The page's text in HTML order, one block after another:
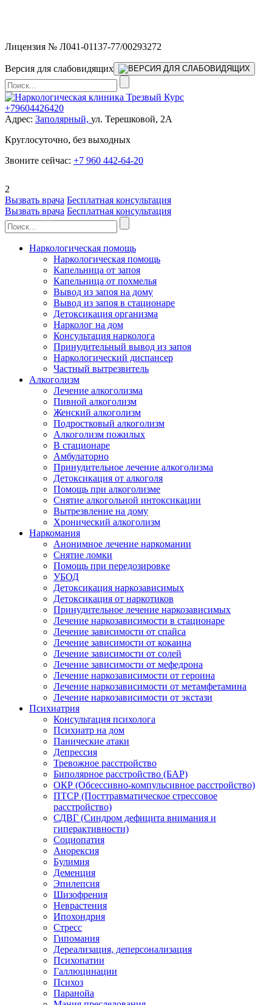
Лицензия № Л041-01137-77/00293272
Версия для слабовидящих
+79604426420
Адрес: Заполярный, ул. Терешковой, 2А
Круглосуточно, без выходных
Звоните сейчас: +7 960 442-64-20
2
Вызвать врача Бесплатная консультация
Вызвать врача Бесплатная консультация
Наркологическая помощь
Наркологическая помощь
Капельница от запоя
Капельница от похмелья
Вывод из запоя на дому
Вывод из запоя в стационаре
Детоксикация организма
Нарколог на дом
Консультация нарколога
Принудительный вывод из запоя
Наркологический диспансер
Частный вытрезвитель
Алкоголизм
Лечение алкоголизма
Пивной алкоголизм
Женский алкоголизм
Подростковый алкоголизм
Алкоголизм пожилых
В стационаре
Амбулаторно
Принудительное лечение алкоголизма
Детоксикация от алкоголя
Помощь при алкоголизме
Снятие алкогольной интоксикации
Вытрезвление на дому
Хронический алкоголизм
Наркомания
Анонимное лечение наркомании
Снятие ломки
Помощь при передозировке
УБОД
Детоксикация наркозависимых
Детоксикация от наркотиков
Принудительное лечение наркозависимых
Лечение наркозависимости в стационаре
Лечение зависимости от спайса
Лечение зависимости от кокаина
Лечение зависимости от солей
Лечение зависимости от мефедрона
Лечение наркозависимости от героина
Лечение наркозависимости от метамфетамина
Лечение наркозависимости от экстази
Психиатрия
Консультация психолога
Психиатр на дом
Панические атаки
Депрессия
Тревожное расстройство
Биполярное расстройство (БАР)
ОКР (Обсессивно-компульсивное расстройство)
ПТСР (Посттравматическое стрессовое
расстройство)
СДВГ (Синдром дефицита внимания и
гиперактивности)
Социопатия
Анорексия
Булимия
Деменция
Эпилепсия
Шизофрения
Неврастения
Ипохондрия
Стресс
Гипомания
Дереализация, деперсонализация
Психопатии
Галлюцинации
Психоз
Паранойа